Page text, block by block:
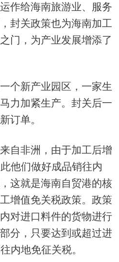
给海南旅游业、服务
封关政策也为海南加工
门，为产业发展增添了
新产业园区，一家生
力加紧生产。封关后一
订单。
非洲，由于加工后增
他们做好成品销往内
这就是海南自贸港的核
增值免关税政策。政策
对进口料件的货物进行
分，只要达到或超过进
内地免征关税。